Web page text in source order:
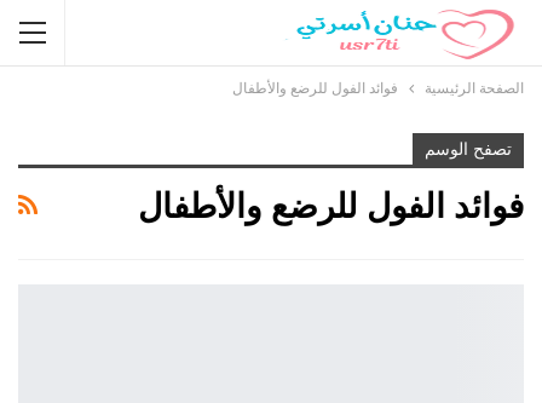
الصفحة الرئيسية فوائد الفول للرضع والأطفال
تصفح الوسم
فوائد الفول للرضع والأطفال